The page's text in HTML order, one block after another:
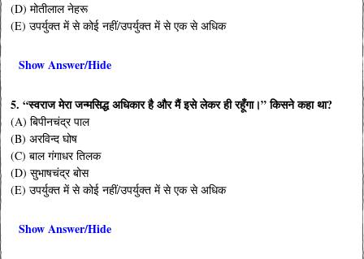
(D) मोतीलाल नेहरू
(E) उपर्युक्त में से कोई नहीं/उपर्युक्त में से एक से अधिक
Show Answer/Hide
5. “स्वराज मेरा जन्मसिद्ध अधिकार है और मैं इसे लेकर ही रहूँगा।” किसने कहा था?
(A) बिपीनचंद्र पाल
(B) अरविन्द घोष
(C) बाल गंगाधर तिलक
(D) सुभाषचंद्र बोस
(E) उपर्युक्त में से कोई नहीं/उपर्युक्त में से एक से अधिक
Show Answer/Hide